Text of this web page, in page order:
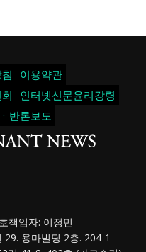
이용약관
인터넷신문윤리강령
반론보도
책임자: 이정민
용마빌딩 2층. 204-1